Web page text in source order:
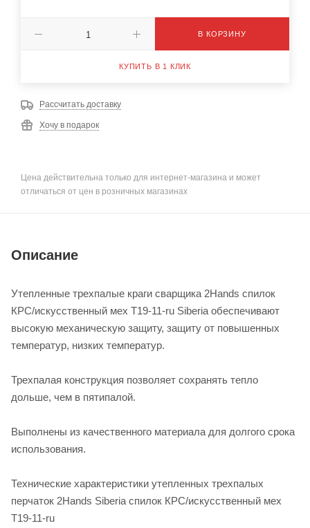
В КОРЗИНУ
КУПИТЬ В 1 КЛИК
Рассчитать доставку
Хочу в подарок
Цена действительна только для интернет-магазина и может
отличаться от цен в розничных магазинах
Описание
Утепленные трехпалые краги сварщика 2Hands спилок
КРС/искусственный мех T19-11-ru Siberia обеспечивают
высокую механическую защиту, защиту от повышенных
температур, низких температур.
Трехпалая конструкция позволяет сохранять тепло
дольше, чем в пятипалой.
Выполнены из качественного материала для долгого срока
использования.
Технические характеристики утепленных трехпалых
перчаток 2Hands Siberia спилок КРС/искусственный мех
T19-11-ru